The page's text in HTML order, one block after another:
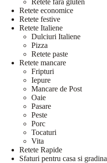
Retete economice
Retete festive
Retete Italiene
Dulciuri Italiene
Pizza
Retete paste
Retete mancare
Fripturi
Iepure
Mancare de Post
Oaie
Pasare
Peste
Porc
Tocaturi
Vita
Retete Rapide
Sfaturi pentru casa si gradina